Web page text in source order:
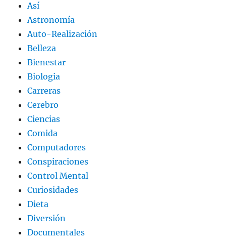
Así
Astronomía
Auto-Realización
Belleza
Bienestar
Biologia
Carreras
Cerebro
Ciencias
Comida
Computadores
Conspiraciones
Control Mental
Curiosidades
Dieta
Diversión
Documentales